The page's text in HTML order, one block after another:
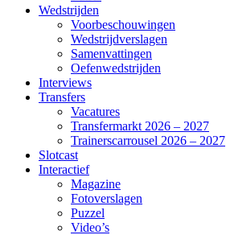
Wedstrijden
Voorbeschouwingen
Wedstrijdverslagen
Samenvattingen
Oefenwedstrijden
Interviews
Transfers
Vacatures
Transfermarkt 2026 – 2027
Trainerscarrousel 2026 – 2027
Slotcast
Interactief
Magazine
Fotoverslagen
Puzzel
Video’s